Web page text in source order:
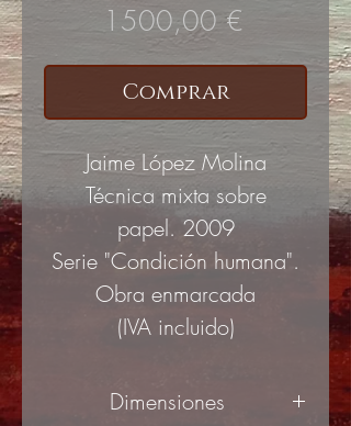
1500,00 €Precio
Comprar
Jaime López Molina
Técnica mixta sobre
papel. 2009
Serie "Condición humana".
Obra enmarcada
(IVA incluido)
Dimensiones